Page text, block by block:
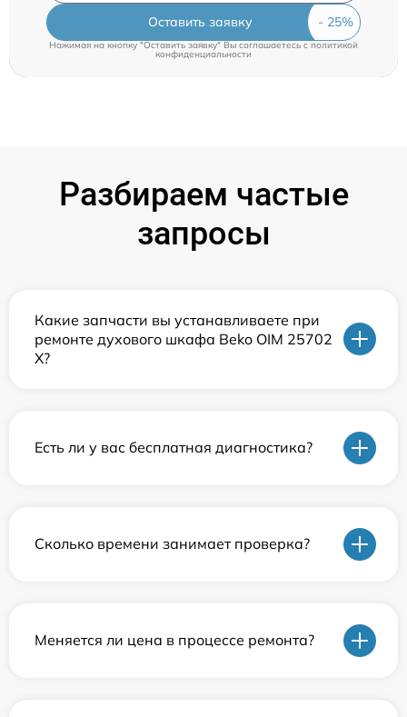
Оставить заявку
Нажимая на кнопку "Оставить заявку" Вы соглашаетесь cполитикой
конфиденциальности
Разбираем частые
запросы
Какие запчасти вы устанавливаете при
ремонте духового шкафа Beko OIM 25702
X?
Есть ли у вас бесплатная диагностика?
Сколько времени занимает проверка?
Меняется ли цена в процессе ремонта?